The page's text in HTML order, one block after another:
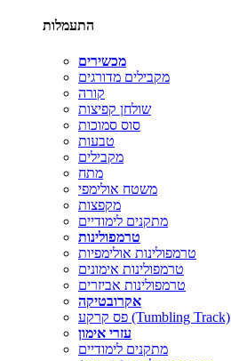
התעמלות
מכשירים
מקבילים מדורגים
קורה
שולחן קפיצות
סוס סמוכות
טבעות
מקבילים
מתח
משטח אולימפי
מקפצות
מתקנים לימודיים
טרמפולינות
טרמפולינות אולימפיות
טרמפולינות אימונים
טרמפולינות אביזרים
אקרובטיקה
פס קרקע (Tumbling Track)
עזרי אימון
מתקנים לימודיים